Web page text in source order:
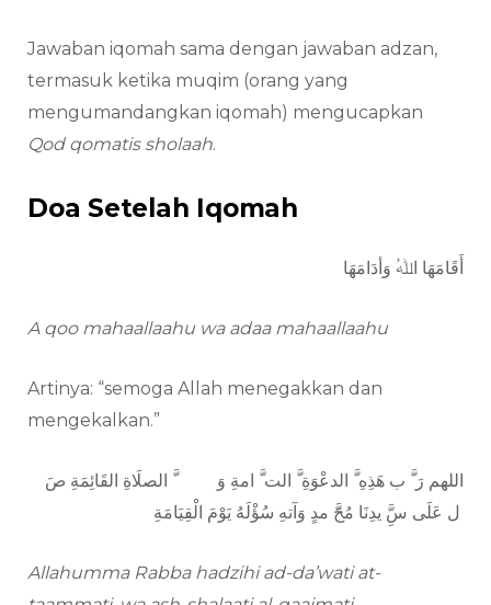
Jawaban iqomah sama dengan jawaban adzan,
termasuk ketika muqim (orang yang
mengumandangkan iqomah) mengucapkan
Qod qomatis sholaah.
Doa Setelah Iqomah
أَقَامَهَا اﷲُ وَأدَامَهَا
A qoo mahaallaahu wa adaa mahaallaahu
Artinya: “semoga Allah menegakkan dan
mengekalkan.”
اللهم رَ َّ ب هَذِهِ َّ الدعْوَةِ َّ الت َّ امةِ وَ َّ الصلَاةِ القَائِمَةِ صَ
ل عَلَى سَِّ یدِنَا مُحََّ مدٍ وَآتهِ سُؤْلَهُ یَوْمَ الْقِیَامَةِ
Allahumma Rabba hadzihi ad-da’wati at-